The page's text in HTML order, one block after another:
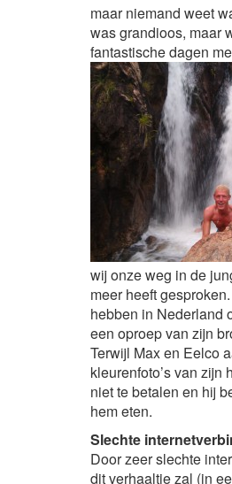
maar niemand weet
was grandioos, maar
fantastische dagen
wij onze weg in de
meer heeft
hebben in Nederland
een oproep van zijn
Terwijl Max en Eelco
kleurenfoto’s van
niet te betalen en hij
hem eten.
Slechte
Door zeer slechte
dit verhaaltje zal (in